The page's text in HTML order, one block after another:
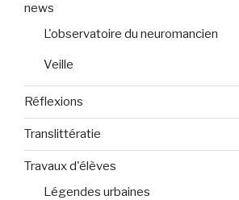
news
L'observatoire du neuromancien
Veille
Réflexions
Translittératie
Travaux d'élèves
Légendes urbaines